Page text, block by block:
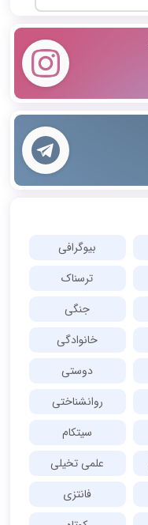
بیوگرافی
ترسناک
جنگی
خانوادگی
دوستی
روانشناختی
سیتکام
علمی تخیلی
فانتزی